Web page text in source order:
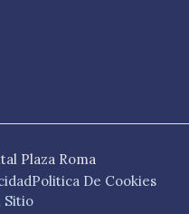
Plaza Roma
Politica De Cookies
Sitio